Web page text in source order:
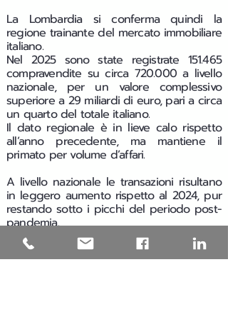
La Lombardia si conferma quindi la
regione trainante del mercato immobiliare
italiano.
Nel 2025 sono state registrate 151.465
compravendite su circa 720.000 a livello
nazionale, per un valore complessivo
superiore a 29 miliardi di euro, pari a circa
un quarto del totale italiano.
Il dato regionale è in lieve calo rispetto
all’anno precedente, ma mantiene il
primato per volume d’affari.
A livello nazionale le transazioni risultano
in leggero aumento rispetto al 2024, pur
restando sotto i picchi del periodo post-
pandemia.
Tra le province lombarde si distingue
Bergamo per la crescita più marcata,
seguita da Cremona, Pavia, Brescia, Como,